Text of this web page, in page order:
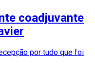
coadjuvante
por tudo que foi